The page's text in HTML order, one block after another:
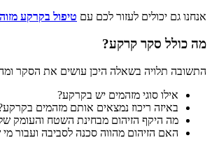
אנחנו גם יכולים לעזור לכם עם טיפול בקרקע
מה כולל סקר קרקע?
התשובה תלויה בשאלה היכן עושים את הסקר
אילו סוגי מזהמים יש בקרקע?
באיזה ריכוז נמצאים אותם מזהמים
מה היקף הזיהום מבחינת השטח והעומק
האם הזיהום מהווה סכנה לסביבה ועבור